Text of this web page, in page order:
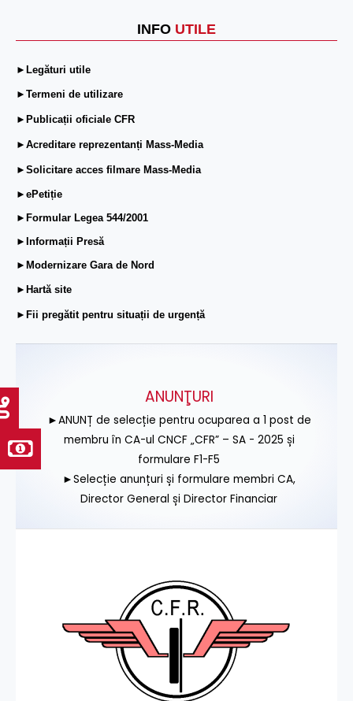
INFO UTILE
►Legături utile
►Termeni de utilizare
►Publicații oficiale CFR
►Acreditare reprezentanți Mass-Media
►Solicitare acces filmare Mass-Media
►ePetiție
►Formular Legea 544/2001
►Informații Presă
►Modernizare Gara de Nord
►Hartă site
►Fii pregătit pentru situații de urgență
ANUNŢURI
►ANUNȚ de selecție pentru ocuparea a 1 post de
membru în CA-ul CNCF „CFR” – SA - 2025 și
formulare F1-F5
►Selecție anunțuri și formulare membri CA,
Director General și Director Financiar